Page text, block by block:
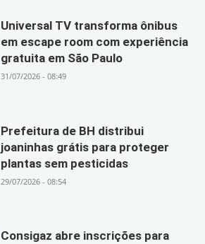
Universal TV transforma ônibus
em escape room com experiência
gratuita em São Paulo
31/07/2026 - 08:49
Prefeitura de BH distribui
joaninhas grátis para proteger
plantas sem pesticidas
29/07/2026 - 08:54
Consigaz abre inscrições para